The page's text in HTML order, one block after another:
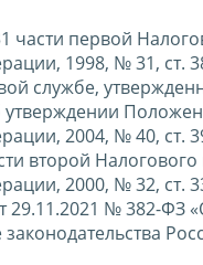
части первой
1998, № 31, ст.
службе,
2004, № 40,
второй
2000, № 32, ст.
№ 382-ФЗ